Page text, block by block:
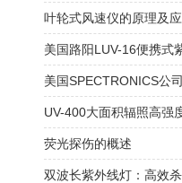
叶轮式风速仪的原理及
美国路阳LUV-16便携式
美国SPECTRONICS公
荧光探伤的概述
双波长紫外线灯：高效